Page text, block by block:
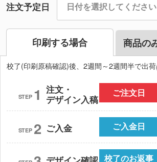
注文予定日
印刷する場合 商品の
校了(印刷原稿確認)後、2週間～2週間半で出荷
STEP 1 注文・
デザイン入稿
ご注文日
STEP 2 ご入金 ご入金日
校了のお返事